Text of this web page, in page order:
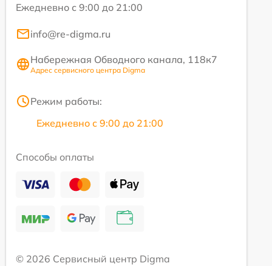
Ежедневно с 9:00 до 21:00
info@re-digma.ru
Набережная Обводного канала, 118к7
Адрес сервисного центра Digma
Режим работы:
Ежедневно с 9:00 до 21:00
Способы оплаты
© 2026 Сервисный центр Digma